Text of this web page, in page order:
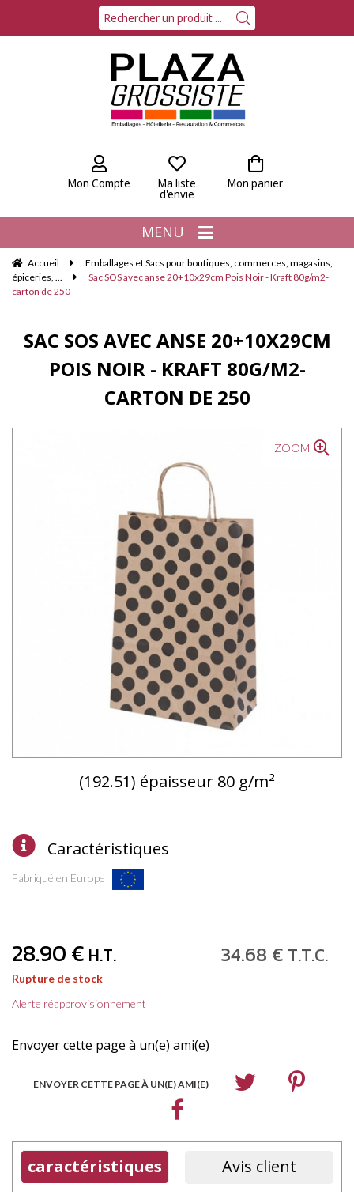
Mon Compte Mon panier
Ma liste
d'envie
MENU
Accueil
Emballages et Sacs pour boutiques, commerces, magasins,
épiceries, ...
Sac SOS avec anse 20+10x29cm Pois Noir - Kraft 80g/m2-
carton de 250
SAC SOS AVEC ANSE 20+10X29CM
POIS NOIR - KRAFT 80G/M2-
CARTON DE 250
ZOOM
(192.51) épaisseur 80 g/m²
Caractéristiques
Fabriqué en Europe
28.90€ H.T. 34.68 € T.T.C.
Rupture de stock
Alerte réapprovisionnement
Envoyer cette page à un(e) ami(e)
ENVOYER CETTE PAGE À UN(E) AMI(E)
caractéristiques Avis client